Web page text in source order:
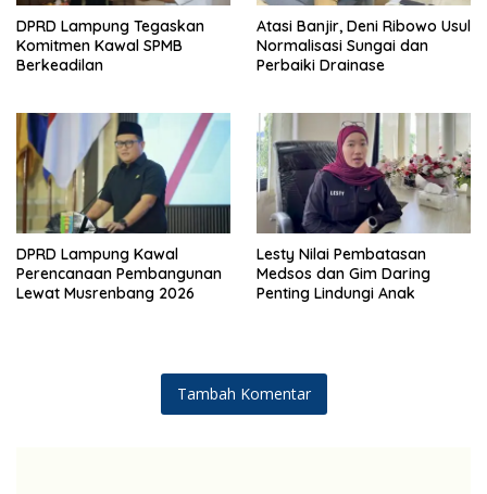
DPRD Lampung Tegaskan
Komitmen Kawal SPMB
Berkeadilan
Atasi Banjir, Deni Ribowo Usul
Normalisasi Sungai dan
Perbaiki Drainase
DPRD Lampung Kawal
Perencanaan Pembangunan
Lewat Musrenbang 2026
Lesty Nilai Pembatasan
Medsos dan Gim Daring
Penting Lindungi Anak
Tambah Komentar